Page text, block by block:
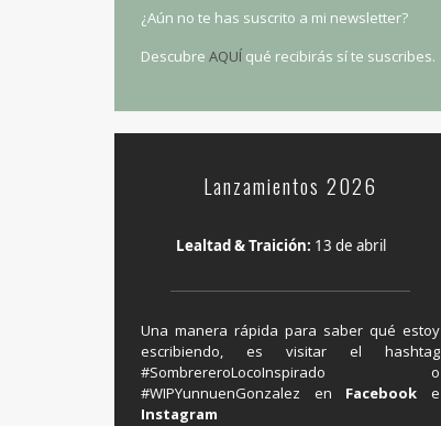
¿Aún no te has suscrito a mi newsletter?
Descubre AQUÍ qué recibirás sí te suscribes.
Lanzamientos 2026
Lealtad & Traición: 13 de abril
Una manera rápida para saber qué estoy
escribiendo, es visitar el hashtag
‬#SombrereroLocoInspirado o
#WIPYunnuenGonzalez en ‪ Facebook e
Instagram